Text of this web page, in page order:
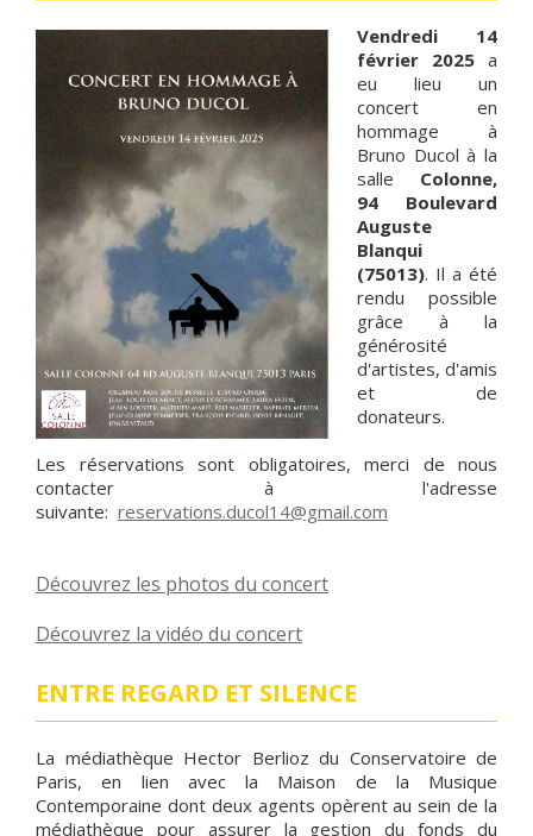
Vendredi 14
février 2025 a
eu lieu un
concert en
hommage à
Bruno Ducol à la
salle Colonne,
94 Boulevard
Auguste
Blanqui
(75013). Il a été
rendu possible
grâce à la
générosité
d'artistes, d'amis
et de
donateurs.
Les réservations sont obligatoires, merci de nous
contacter à l'adresse
suivante: reservations.ducol14@gmail.com
Découvrez les photos du concert
Découvrez la vidéo du concert
ENTRE REGARD ET SILENCE
La médiathèque Hector Berlioz du Conservatoire de
Paris, en lien avec la Maison de la Musique
Contemporaine dont deux agents opèrent au sein de la
médiathèque pour assurer la gestion du fonds du